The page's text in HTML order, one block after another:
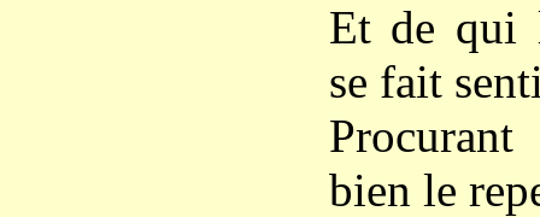
Et de qui
se fait
bien le